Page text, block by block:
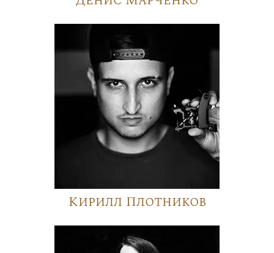
Кирилл Плотников